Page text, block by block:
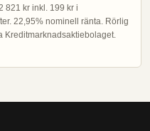
821 kr inkl. 199 kr i
22,95% nominell ränta. Rörlig
Kreditmarknadsaktiebolaget.